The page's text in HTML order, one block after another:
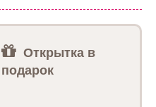
Открытка в
подарок